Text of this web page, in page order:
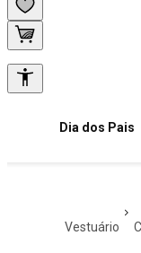
Dia dos Pais
vestuário